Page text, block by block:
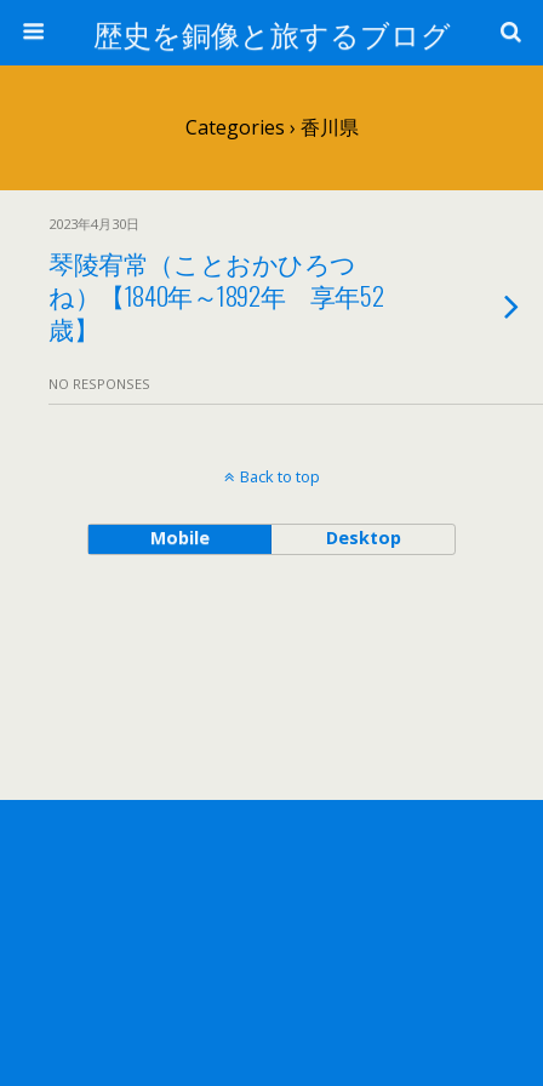
歴史を銅像と旅するブログ
Categories › 香川県
2023年4月30日
琴陵宥常（ことおかひろつ
ね）【1840年～1892年 享年52
歳】
NO RESPONSES
Back to top
Mobile Desktop